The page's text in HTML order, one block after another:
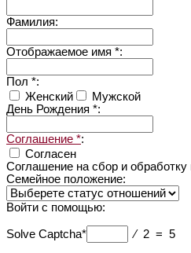
Фамилия:
Отображаемое имя *:
Пол *:
Женский
Мужской
День Рождения *:
Соглашение *:
Согласен
Соглашение на сбор и
Семейное положение:
Войти с помощью:
Solve Captcha* ⁄ 2 = 5